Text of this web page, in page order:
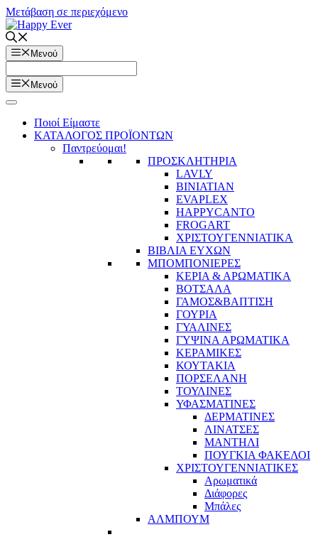
Μετάβαση σε περιεχόμενο
Μενού
Μενού
Ποιοί Είμαστε
ΚΑΤΑΛΟΓΟΣ ΠΡΟΪΟΝΤΩΝ
Παντρεύομαι!
ΠΡΟΣΚΛΗΤΗΡΙΑ
LAVLY
BINIATIAN
EVAPLEX
HAPPYCANTO
FROGART
ΧΡΙΣΤΟΥΓΕΝΝΙΑΤΙΚΑ
ΒΙΒΛΙΑ ΕΥΧΩΝ
ΜΠΟΜΠΟΝΙΕΡΕΣ
ΚΕΡΙΑ & ΑΡΩΜΑΤΙΚΑ
ΒΟΤΣΑΛΑ
ΓΑΜΟΣ&ΒΑΠΤΙΣΗ
ΓΟΥΡΙΑ
ΓΥΑΛΙΝΕΣ
ΓΥΨΙΝΑ ΑΡΩΜΑΤΙΚΑ
ΚΕΡΑΜΙΚΕΣ
ΚΟΥΤΑΚΙΑ
ΠΟΡΣΕΛΑΝΗ
ΤΟΥΛΙΝΕΣ
ΥΦΑΣΜΑΤΙΝΕΣ
ΔΕΡΜΑΤΙΝΕΣ
ΛΙΝΑΤΣΕΣ
ΜΑΝΤΗΛΙ
ΠΟΥΓΚΙΑ ΦΑΚΕΛΟΙ
ΧΡΙΣΤΟΥΓΕΝΝΙΑΤΙΚΕΣ
Αρωματικά
Διάφορες
Μπάλες
ΑΛΜΠΟΥΜ